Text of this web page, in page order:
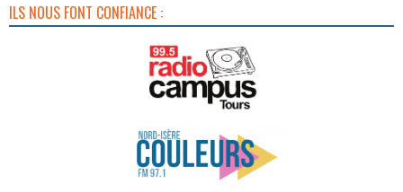
ILS NOUS FONT CONFIANCE :